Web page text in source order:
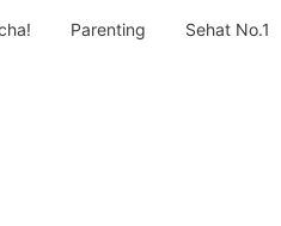
Parenting Sehat No.1